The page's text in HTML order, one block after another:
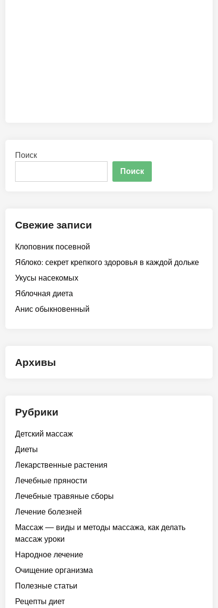
Поиск
Поиск
Свежие записи
Клоповник посевной
Яблоко: секрет крепкого здоровья в каждой дольке
Укусы насекомых
Яблочная диета
Анис обыкновенный
Архивы
Рубрики
Детский массаж
Диеты
Лекарственные растения
Лечебные пряности
Лечебные травяные сборы
Лечение болезней
Массаж — виды и методы массажа, как делать
массаж уроки
Народное лечение
Очищение организма
Полезные статьи
Рецепты диет